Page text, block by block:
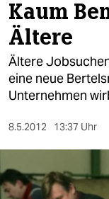
politik
öko
gesellschaft
sport
berlin
Kaum
Ältere
Ältere
eine neue
Unternehmen
8.5.2012 13:37 Uhr